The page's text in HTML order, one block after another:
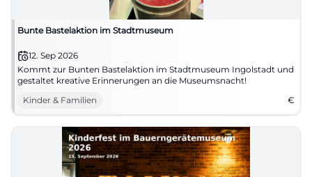
Bunte Bastelaktion im Stadtmuseum
12. Sep 2026
Kommt zur Bunten Bastelaktion im Stadtmuseum Ingolstadt und
gestaltet kreative Erinnerungen an die Museumsnacht!
Kinder & Familien
€